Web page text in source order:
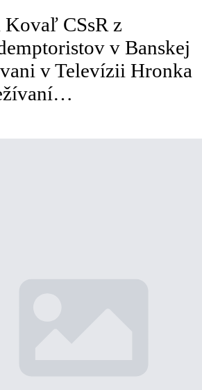
Kovaľ CSsR z
v Banskej
v Televízii Hronka